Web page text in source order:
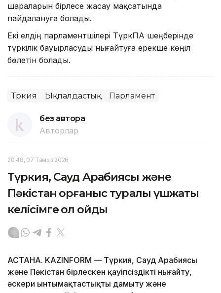
шараларын бірлесе жасау мақсатында
пайдалануға болады.
Екі елдің парламентшілері ТүркПА шеңберінде
түркілік бауырласуды нығайтуға ерекше көңіл
бөлетін болады.
Түркия Ықпалдастық Парламент
без автора
Авторлар
20:48, 07 Тамыз 2026
Түркия, Сауд Арабиясы және
Пәкістан қорғаныс туралы үшжақты
келісімге қол қойды
АСТАНА. KAZINFORM — Түркия, Сауд Арабиясы
және Пәкістан бірлескен қауіпсіздікті нығайту,
әскери ынтымақтастықты дамыту және